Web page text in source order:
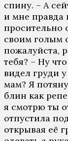
спину. – А
и мне правда
просительно
своим голым
пожалуйста,
тебя? – Ну
видел груди
мам? Я
блин как
я смотрю ты
отпустила
открывая её